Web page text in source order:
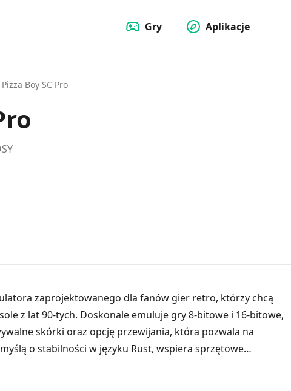
Gry
Aplikacje
Pizza Boy SC Pro
zaprojektowanego dla fanów gier retro, którzy chcą
z lat 90-tych. Doskonale emuluje gry 8-bitowe i 16-bitowe,
skórki oraz opcję przewijania, która pozwala na
o stabilności w języku Rust, wspiera sprzętowe
oraz cheatów. Emulator prezentuje również
Przyszłe aktualizacje mają na celu rozszerzenie